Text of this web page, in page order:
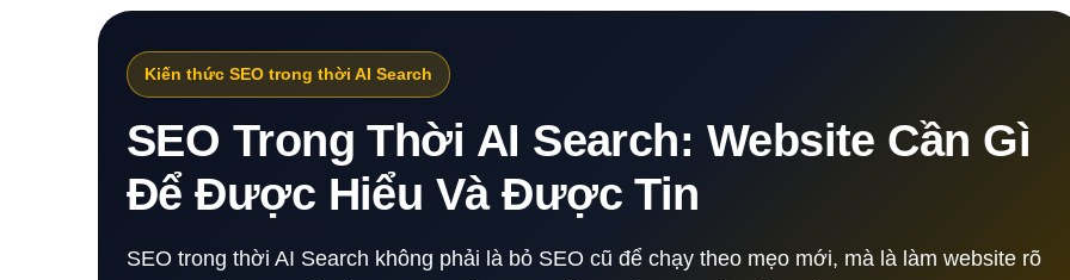
Kiến thức SEO trong thời AI Search
SEO Trong Thời AI Search: Website Cần Gì
Để Được Hiểu Và Được Tin
SEO trong thời AI Search không phải là bỏ SEO cũ để chạy theo mẹo mới, mà là làm website rõ